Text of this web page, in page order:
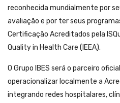
reconhecida mundialmente por
avaliação e por ter seus
Certificação Acreditados pela
Quality in Health Care (IEEA).
O Grupo IBES será o parceiro
operacionalizar localmente a
integrando redes hospitalares,